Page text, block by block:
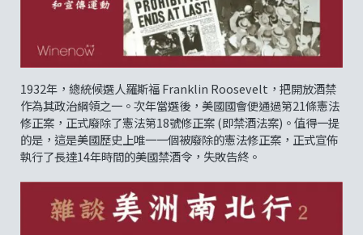
1932年，總統候選人羅斯福 Franklin Roosevelt，把開放酒禁
作為其政治綱領之一。次年當選後，美國國會便通過第21條憲法
修正案，正式廢除了憲法第18號修正案 (即禁酒法案)。值得一提
的是，這是美國歷史上唯一一個被廢除的憲法修正案，正式宣佈
執行了長達14年時間的美國禁酒令，失敗告終。